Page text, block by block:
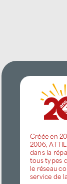
Créée en
2006,
dans la
tous types
le réseau
service de